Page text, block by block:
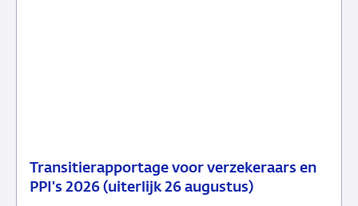
Transitierapportage voor verzekeraars en
PPI's 2026 (uiterlijk 26 augustus)
29
Nieuwsbericht